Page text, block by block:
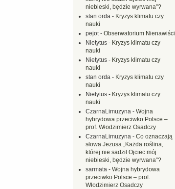
niebieski, będzie wyrwana”?
stan orda - Kryzys klimatu czy
nauki
pejot- Obserwatorium Nienawiści
Nietytus - Kryzys klimatu czy
nauki
Nietytus - Kryzys klimatu czy
nauki
stan orda - Kryzys klimatu czy
nauki
Nietytus - Kryzys klimatu czy
nauki
CzarnaLimuzyna - Wojna
hybrydowa przeciwko Polsce –
prof. Włodzimierz Osadczy
CzarnaLimuzyna - Co oznaczają
słowa Jezusa „Każda roślina,
której nie sadził Ojciec mój
niebieski, będzie wyrwana”?
sarmata - Wojna hybrydowa
przeciwko Polsce – prof.
Włodzimierz Osadczy